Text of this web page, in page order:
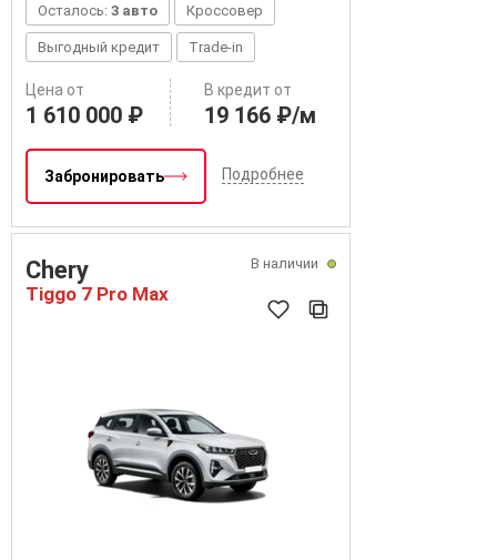
Осталось: 3 авто Кроссовер
Выгодный кредит Trade-in
Цена от
1 610 000 ₽
В кредит от
19 166 ₽/м
Забронировать Подробнее
В наличии
Chery
Tiggo 7 Pro Max